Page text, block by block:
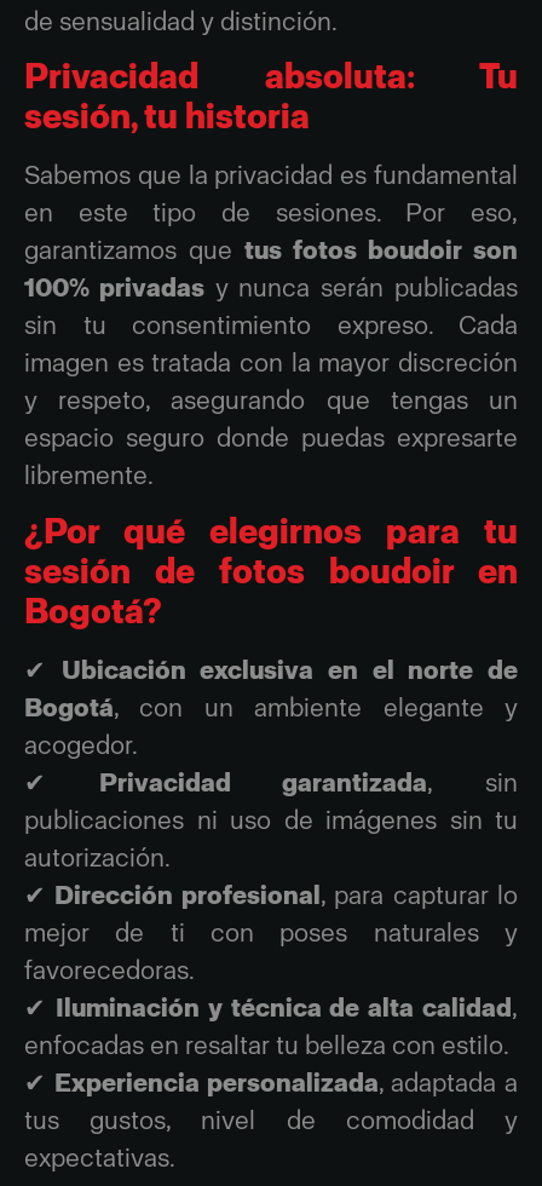
de sensualidad y distinción.
Privacidad absoluta: Tu
sesión, tu historia
Sabemos que la privacidad es fundamental
en este tipo de sesiones. Por eso,
garantizamos que tus fotos boudoir son
100% privadasy nunca serán publicadas
sin tu consentimiento expreso. Cada
imagen es tratada con la mayor discreción
y respeto, asegurando que tengas un
espacio seguro donde puedas expresarte
libremente.
¿Por qué elegirnos para tu
sesión de fotos boudoir en
Bogotá?
✔ Ubicación exclusiva en el norte de
Bogotá, con un ambiente elegante y
acogedor.
✔ Privacidad garantizada, sin
publicaciones ni uso de imágenes sin tu
autorización.
✔ Dirección profesional, para capturar lo
mejor de ti con poses naturales y
favorecedoras.
✔ Iluminación y técnica de alta calidad,
enfocadas en resaltar tu belleza con estilo.
✔ Experiencia personalizada, adaptada a
tus gustos, nivel de comodidad y
expectativas.